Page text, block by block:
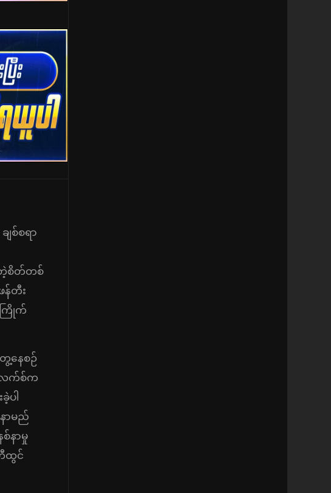
ျစ်စရာ
တဲ့စိတ်တစ်
န်တီး
ကြိုက်
နေစဉ်
လက်စ်က
ါ
ာမည်
နာမှု
ထွင်